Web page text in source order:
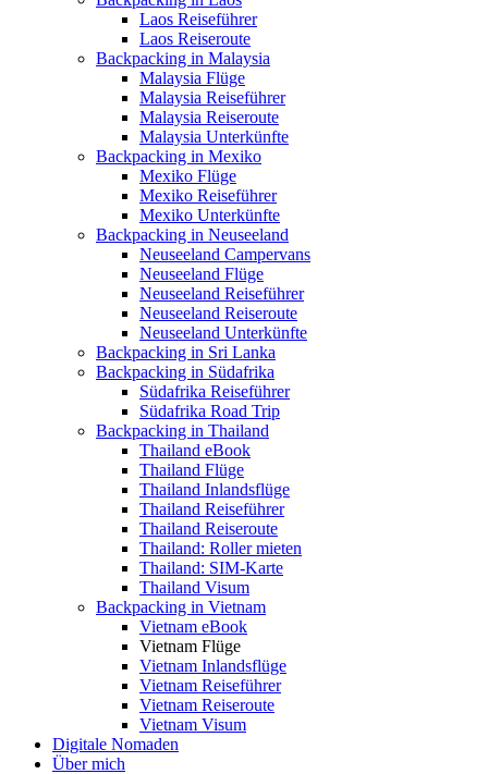
Laos Reiseführer
Laos Reiseroute
Backpacking in Malaysia
Malaysia Flüge
Malaysia Reiseführer
Malaysia Reiseroute
Malaysia Unterkünfte
Backpacking in Mexiko
Mexiko Flüge
Mexiko Reiseführer
Mexiko Unterkünfte
Backpacking in Neuseeland
Neuseeland Campervans
Neuseeland Flüge
Neuseeland Reiseführer
Neuseeland Reiseroute
Neuseeland Unterkünfte
Backpacking in Sri Lanka
Backpacking in Südafrika
Südafrika Reiseführer
Südafrika Road Trip
Backpacking in Thailand
Thailand eBook
Thailand Flüge
Thailand Inlandsflüge
Thailand Reiseführer
Thailand Reiseroute
Thailand: Roller mieten
Thailand: SIM-Karte
Thailand Visum
Backpacking in Vietnam
Vietnam eBook
Vietnam Flüge
Vietnam Inlandsflüge
Vietnam Reiseführer
Vietnam Reiseroute
Vietnam Visum
Digitale Nomaden
Über mich